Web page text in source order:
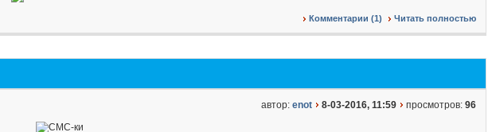
Комментарии (1) Читать полностью
автор: enot 8-03-2016, 11:59 просмотров: 96